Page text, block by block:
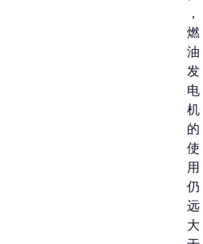
，
燃
油
发
电
机
的
使
用
仍
远
大